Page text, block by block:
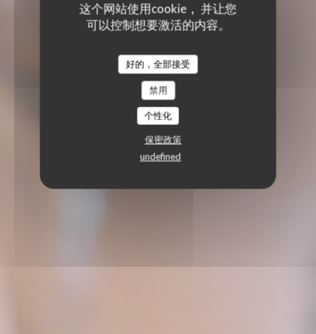
这个网站使用cookie， 并让您
可以控制想要激活的内容。
好的，全部接受
禁用
个性化
保密政策
undefined